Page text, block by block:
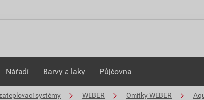
Nářadí Barvy a laky Půjčovna
systémy WEBER Omítky WEBER